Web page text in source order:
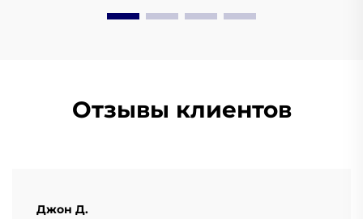
Отзывы клиентов
Джон Д.